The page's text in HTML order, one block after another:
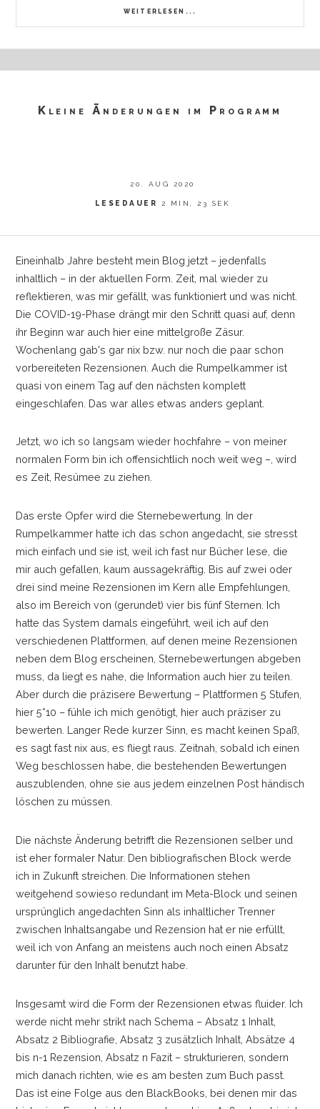
WEITERLESEN...
Kleine Änderungen im Programm
20. AUG 2020
LESEDAUER 2 MIN, 23 SEK
Eineinhalb Jahre besteht mein Blog jetzt –jedenfalls
inhaltlich –in der aktuellen Form. Zeit, mal wieder zu
reflektieren, was mir gefällt, was funktioniert und was nicht.
Die COVID-19-Phase drängt mir den Schritt quasi auf, denn
ihr Beginn war auch hier eine mittelgroße Zäsur.
Wochenlang gab's gar nix bzw. nur noch die paar schon
vorbereiteten Rezensionen. Auch die Rumpelkammer ist
quasi von einem Tag auf den nächsten komplett
eingeschlafen. Das war alles etwas anders geplant.
Jetzt, wo ich so langsam wieder hochfahre –von meiner
normalen Form bin ich offensichtlich noch weit weg –, wird
es Zeit, Resümee zu ziehen.
Das erste Opfer wird die Sternebewertung. In der
Rumpelkammer hatte ich das schon angedacht, sie stresst
mich einfach und sie ist, weil ich fast nur Bücher lese, die
mir auch gefallen, kaum aussagekräftig. Bis auf zwei oder
drei sind meine Rezensionen im Kern alle Empfehlungen,
also im Bereich von (gerundet) vier bis fünf Sternen. Ich
hatte das System damals eingeführt, weil ich auf den
verschiedenen Plattformen, auf denen meine Rezensionen
neben dem Blog erscheinen, Sternebewertungen abgeben
muss, da liegt es nahe, die Information auch hier zu teilen.
Aber durch die präzisere Bewertung –Plattformen 5 Stufen,
hier 5*10 –fühle ich mich genötigt, hier auch präziser zu
bewerten. Langer Rede kurzer Sinn, es macht keinen Spaß,
es sagt fast nix aus, es fliegt raus. Zeitnah, sobald ich einen
Weg beschlossen habe, die bestehenden Bewertungen
auszublenden, ohne sie aus jedem einzelnen Post händisch
löschen zu müssen.
Die nächste Änderung betrifft die Rezensionen selber und
ist eher formaler Natur. Den bibliografischen Block werde
ich in Zukunft streichen. Die Informationen stehen
weitgehend sowieso redundant im Meta-Block und seinen
ursprünglich angedachten Sinn als inhaltlicher Trenner
zwischen Inhaltsangabe und Rezension hat er nie erfüllt,
weil ich von Anfang an meistens auch noch einen Absatz
darunter für den Inhalt benutzt habe.
Insgesamt wird die Form der Rezensionen etwas fluider. Ich
werde nicht mehr strikt nach Schema –Absatz 1 Inhalt,
Absatz 2 Bibliografie, Absatz 3 zusätzlich Inhalt, Absätze 4
bis n-1 Rezension, Absatz n Fazit –strukturieren, sondern
mich danach richten, wie es am besten zum Buch passt.
Das ist eine Folge aus den BlackBooks, bei denen mir das